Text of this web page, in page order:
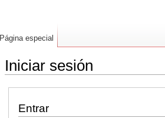
Iniciar sesión
Entrar
Página especial